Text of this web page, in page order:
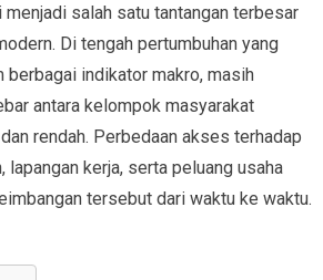
salah satu tantangan terbesar
Di tengah pertumbuhan yang
indikator makro, masih
antara kelompok masyarakat
rendah. Perbedaan akses terhadap
lapangan kerja, serta peluang usaha
tersebut dari waktu ke waktu.